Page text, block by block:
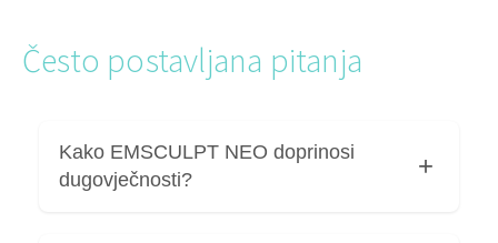
Često postavljana pitanja
Kako EMSCULPT NEO doprinosi
dugovječnosti?